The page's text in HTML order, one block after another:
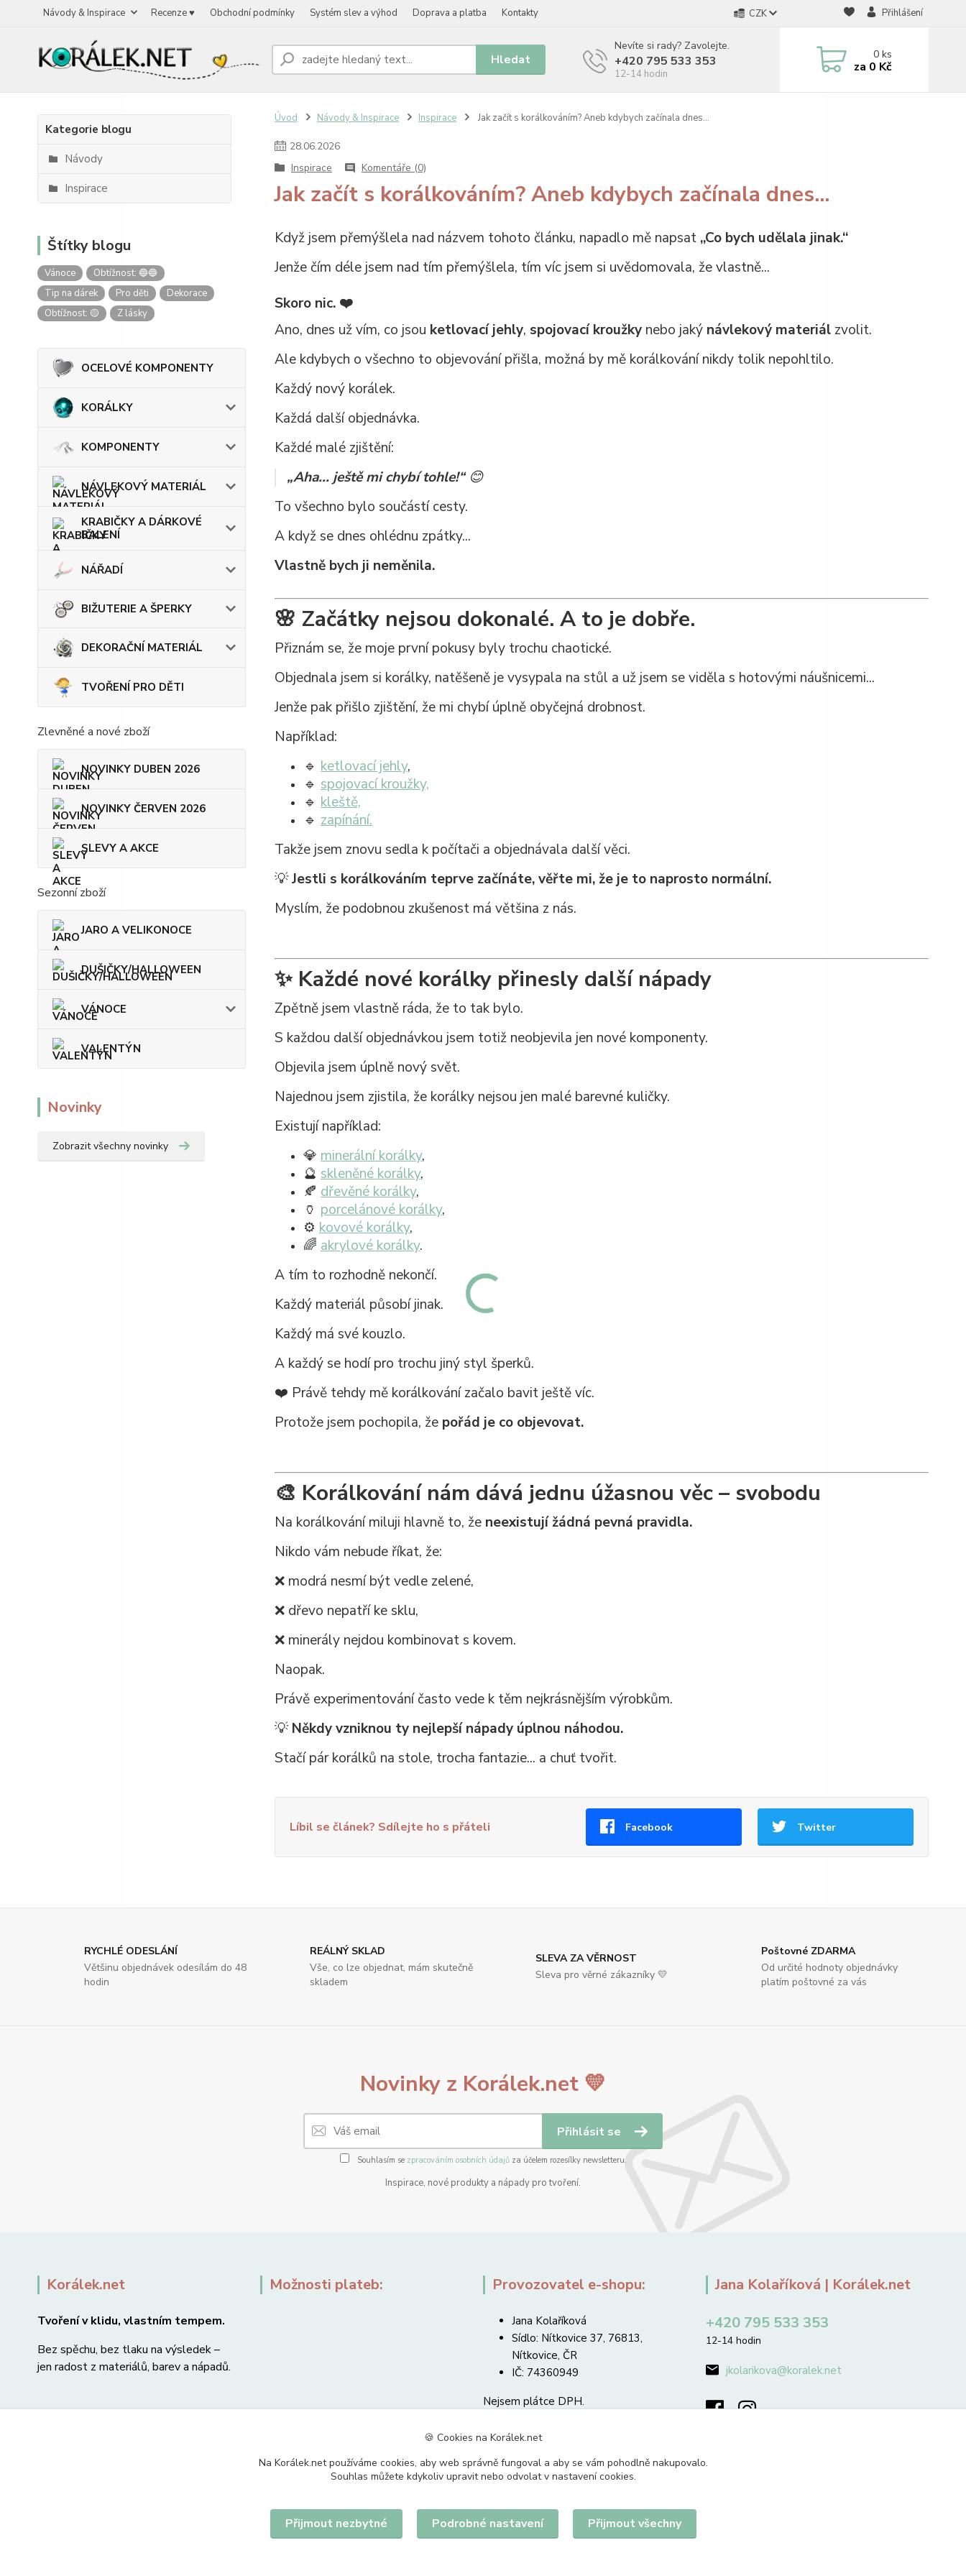
Návody & Inspirace Recenze ♥ Obchodní podmínky Systém slev a výhod Doprava a platba Kontakty CZK Přihlášení
Hledat
Nevíte si rady? Zavolejte.
+420 795 533 353
12-14 hodin
0ks
za 0 Kč
Kategorie blogu
Návody
Inspirace
Štítky blogu
Vánoce
Obtížnost: 🔵🔵
Tip na dárek
Pro děti
Dekorace
Obtížnost: 🟡
Z lásky
OCELOVÉ KOMPONENTY
KORÁLKY
KOMPONENTY
NÁVLEKOVÝ MATERIÁL
KRABIČKY A DÁRKOVÉ
BALENÍ
NÁŘADÍ
BIŽUTERIE A ŠPERKY
DEKORAČNÍ MATERIÁL
TVOŘENÍ PRO DĚTI
Zlevněné a nové zboží
NOVINKY DUBEN 2026
NOVINKY ČERVEN 2026
SLEVY A AKCE
Sezonní zboží
JARO A VELIKONOCE
DUŠIČKY/HALLOWEEN
VÁNOCE
VALENTÝN
Novinky
Zobrazit všechny novinky
Úvod Návody & Inspirace Inspirace Jak začít s korálkováním? Aneb kdybych začínala dnes...
28.06.2026
Inspirace
Komentáře (0)
Jak začít s korálkováním? Aneb kdybych začínala dnes...
Když jsem přemýšlela nad názvem tohoto článku, napadlo mě napsat „Co bych udělala jinak.“
Jenže čím déle jsem nad tím přemýšlela, tím víc jsem si uvědomovala, že vlastně...
Skoro nic.❤️
Ano, dnes už vím, co jsou ketlovací jehly, spojovací kroužkynebo jaký návlekový materiálzvolit.
Ale kdybych o všechno to objevování přišla, možná by mě korálkování nikdy tolik nepohltilo.
Každý nový korálek.
Každá další objednávka.
Každé malé zjištění:
„Aha... ještě mi chybí tohle!“😊
To všechno bylo součástí cesty.
A když se dnes ohlédnu zpátky...
Vlastně bych ji neměnila.
🌸 Začátky nejsou dokonalé. A to je dobře.
Přiznám se, že moje první pokusy byly trochu chaotické.
Objednala jsem si korálky, natěšeně je vysypala na stůl a už jsem se viděla s hotovými náušnicemi...
Jenže pak přišlo zjištění, že mi chybí úplně obyčejná drobnost.
Například:
🔹 ketlovací jehly,
🔹 spojovací kroužky,
🔹 kleště,
🔹 zapínání.
Takže jsem znovu sedla k počítači a objednávala další věci.
💡Jestli s korálkováním teprve začínáte, věřte mi, že je to naprosto normální.
Myslím, že podobnou zkušenost má většina z nás.
✨ Každé nové korálky přinesly další nápady
Zpětně jsem vlastně ráda, že to tak bylo.
S každou další objednávkou jsem totiž neobjevila jen nové komponenty.
Objevila jsem úplně nový svět.
Najednou jsem zjistila, že korálky nejsou jen malé barevné kuličky.
Existují například:
💎 minerální korálky,
🔮 skleněné korálky,
🍂 dřevěné korálky,
🏺 porcelánové korálky,
⚙️ kovové korálky,
🌈 akrylové korálky.
A tím to rozhodně nekončí.
Každý materiál působí jinak.
Každý má své kouzlo.
A každý se hodí pro trochu jiný styl šperků.
❤️ Právě tehdy mě korálkování začalo bavit ještě víc.
Protože jsem pochopila, že pořád je co objevovat.
🎨 Korálkování nám dává jednu úžasnou věc – svobodu
Na korálkování miluji hlavně to, že neexistují žádná pevná pravidla.
Nikdo vám nebude říkat, že:
❌ modrá nesmí být vedle zelené,
❌ dřevo nepatří ke sklu,
❌ minerály nejdou kombinovat s kovem.
Naopak.
Právě experimentování často vede k těm nejkrásnějším výrobkům.
💡Někdy vzniknou ty nejlepší nápady úplnou náhodou.
Stačí pár korálků na stole, trocha fantazie... a chuť tvořit.
Líbil se článek? Sdílejte ho s přáteli Facebook Twitter
RYCHLÉ ODESLÁNÍ
Většinu objednávek odesílám do 48
hodin
REÁLNÝ SKLAD
Vše, co lze objednat, mám skutečně
skladem
SLEVA ZA VĚRNOST
Sleva pro věrné zákazníky 💛
Poštovné ZDARMA
Od určité hodnoty objednávky
platím poštovné za vás
Novinky z Korálek.net 💛
Přihlásit se
Souhlasím se zpracováním osobních údajůza účelem rozesílky newsletteru.
Inspirace, nové produkty a nápady pro tvoření.
Korálek.net
Tvoření v klidu, vlastním tempem.
Bez spěchu, bez tlaku na výsledek –
jen radost z materiálů, barev a nápadů.
Možnosti plateb: Provozovatel e-shopu:
Jana Kolaříková
Sídlo: Nítkovice 37, 76813,
Nítkovice, ČR
IČ: 74360949
Nejsem plátce DPH.
Jana Kolaříková | Korálek.net
+420 795 533 353
12-14 hodin
jkolarikova@koralek.net
🍪 Cookies na Korálek.net
Na Korálek.net používáme cookies, aby web správně fungoval a aby se vám pohodlně nakupovalo.
Souhlas můžete kdykoliv upravit nebo odvolat v nastavení cookies.
Přijmout nezbytné Podrobné nastavení Přijmout všechny